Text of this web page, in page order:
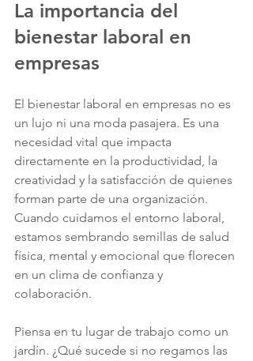
La importancia del
bienestar laboral en
empresas
El bienestar laboral en empresas no es
un lujo ni una moda pasajera. Es una
necesidad vital que impacta
directamente en la productividad, la
creatividad y la satisfacción de quienes
forman parte de una organización.
Cuando cuidamos el entorno laboral,
estamos sembrando semillas de salud
física, mental y emocional que florecen
en un clima de confianza y
colaboración.
Piensa en tu lugar de trabajo como un
jardín. ¿Qué sucede si no regamos las